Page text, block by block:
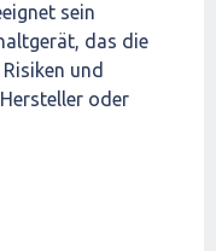
sein
das die
und
oder